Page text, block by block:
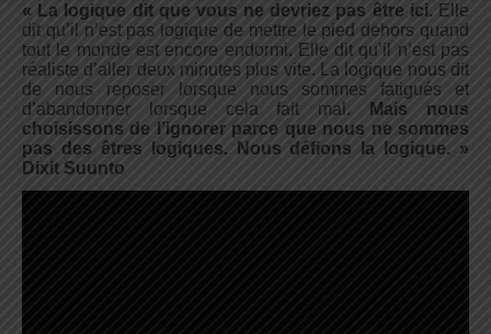
« La logique dit que vous ne devriez pas être ici. Elle
dit qu’il n’est pas logique de mettre le pied dehors quand
tout le monde est encore endormi. Elle dit qu’il n’est pas
réaliste d’aller deux minutes plus vite. La logique nous dit
de nous reposer lorsque nous sommes fatigués et
d’abandonner lorsque cela fait mal.
Mais nous
choisissons de l’ignorer parce que nous ne sommes
pas des êtres logiques. Nous défions la logique. »
Dixit Suunto